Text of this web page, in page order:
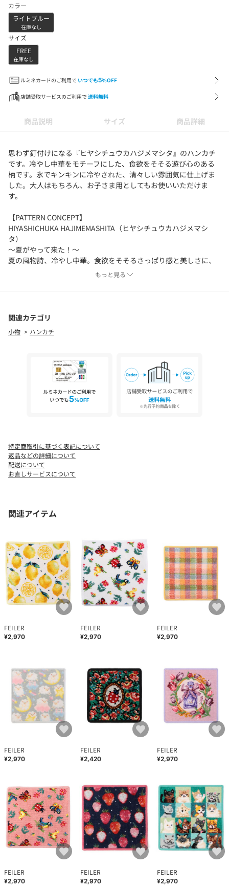
カラー
ライトブルー
在庫なし
サイズ
FREE
在庫なし
ルミネカードのご利用で いつでも5%OFF
店舗受取サービスのご利用で 送料無料
商品説明 サイズ 商品詳細
思わず釘付けになる『ヒヤシチュウカハジメマシタ』のハンカチ
です。冷やし中華をモチーフにした、食欲をそそる遊び心のある
柄です。氷でキンキンに冷やされた、清々しい雰囲気に仕上げま
した。大人はもちろん、お子さま用としてもお使いいただけま
す。
【PATTERN CONCEPT】
HIYASHICHUKA HAJIMEMASHITA（ヒヤシチュウカハジメマシ
タ）
～夏がやって来た！～
夏の風物詩、冷やし中華。食欲をそそるさっぱり感と美しさに、
思わず冷たい麺をひと口。涼しさを感じながら食べる幸せ。スー
※柄の配置についてのご指定は、承ることができません。
※お買い上げいただいた商品を、店舗にお持ちいただいても包装
を承ることはできませんのでご了承ください。
もっと見る
関連カテゴリ
小物 ハンカチ
特定商取引に基づく表記について
返品などの詳細について
配送について
お直しサービスについて
関連アイテム
FEILER
¥2,970
FEILER
¥2,970
FEILER
¥2,970
FEILER
¥2,970
FEILER
¥2,420
FEILER
¥2,970
FEILER
¥2,970
FEILER
¥2,970
FEILER
¥2,970